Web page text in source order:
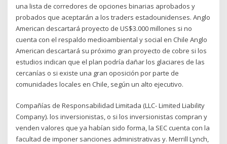
una lista de corredores de opciones binarias aprobados y
probados que aceptarán a los traders estadounidenses. Anglo
American descartará proyecto de US$3.000 millones si no
cuenta con el respaldo medioambiental y social en Chile Anglo
American descartará su próximo gran proyecto de cobre si los
estudios indican que el plan podría dañar los glaciares de las
cercanías o si existe una gran oposición por parte de
comunidades locales en Chile, según un alto ejecutivo.
Compañías de Responsabilidad Limitada (LLC- Limited Liability
Company). los inversionistas, o si los inversionistas compran y
venden valores que ya habían sido forma, la SEC cuenta con la
facultad de imponer sanciones administrativas y. Merrill Lynch,